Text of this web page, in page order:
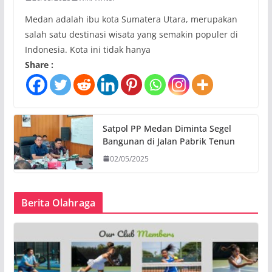
Medan adalah ibu kota Sumatera Utara, merupakan
salah satu destinasi wisata yang semakin populer di
Indonesia. Kota ini tidak hanya
Share :
Satpol PP Medan Diminta Segel
Bangunan di Jalan Pabrik Tenun
02/05/2025
Berita Olahraga